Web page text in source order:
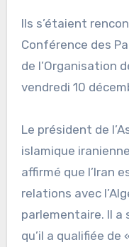
Ils s’étaient
Conférence des
de l’Organisation
vendredi 10
Le président de
islamique
affirmé que l’Iran
relations avec
parlementaire. Il a
qu’il a qualifiée